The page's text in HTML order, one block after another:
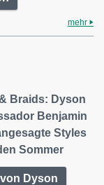
mehr
Braids: Dyson
Benjamin
Styles
Sommer
Dyson